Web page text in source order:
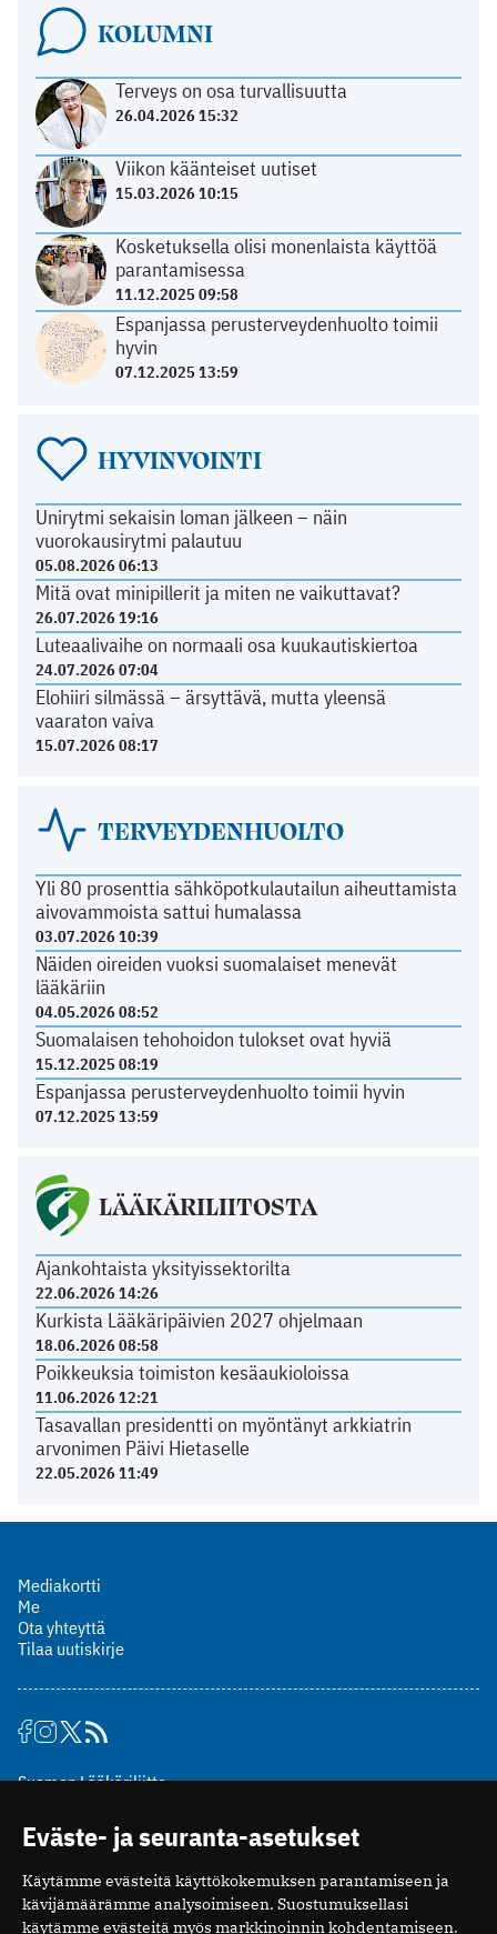
KOLUMNI
Terveys on osa turvallisuutta
26.04.2026 15:32
Viikon käänteiset uutiset
15.03.2026 10:15
Kosketuksella olisi monenlaista käyttöä
parantamisessa
11.12.2025 09:58
Espanjassa perusterveydenhuolto toimii
hyvin
07.12.2025 13:59
HYVINVOINTI
Unirytmi sekaisin loman jälkeen – näin
vuorokausirytmi palautuu
05.08.2026 06:13
Mitä ovat minipillerit ja miten ne vaikuttavat?
26.07.2026 19:16
Luteaalivaihe on normaali osa kuukautiskiertoa
24.07.2026 07:04
Elohiiri silmässä – ärsyttävä, mutta yleensä
vaaraton vaiva
15.07.2026 08:17
TERVEYDENHUOLTO
Yli 80 prosenttia sähköpotkulautailun aiheuttamista
aivovammoista sattui humalassa
03.07.2026 10:39
Näiden oireiden vuoksi suomalaiset menevät
lääkäriin
04.05.2026 08:52
Suomalaisen tehohoidon tulokset ovat hyviä
15.12.2025 08:19
Espanjassa perusterveydenhuolto toimii hyvin
07.12.2025 13:59
LÄÄKÄRILIITOSTA
Ajankohtaista yksityissektorilta
22.06.2026 14:26
Kurkista Lääkäripäivien 2027 ohjelmaan
18.06.2026 08:58
Poikkeuksia toimiston kesäaukioloissa
11.06.2026 12:21
Tasavallan presidentti on myöntänyt arkkiatrin
arvonimen Päivi Hietaselle
22.05.2026 11:49
Mediakortti
Me
Ota yhteyttä
Tilaa uutiskirje
Suomen Lääkäriliitto
00510 Helsinki
puh. (09) 393 091
toimitus@potilaanlaakarilehti.fi
ISSN 2323-9476
Eväste- ja seuranta-asetukset
Käytämme evästeitä käyttökokemuksen parantamiseen ja
kävijämäärämme analysoimiseen. Suostumuksellasi
käytämme evästeitä myös markkinoinnin kohdentamiseen.